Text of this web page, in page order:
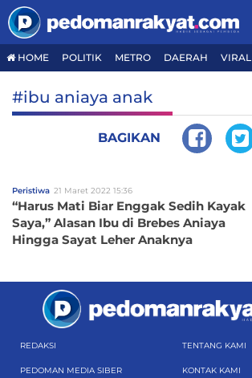
HOME POLITIK METRO DAERAH VIRAL
#ibu aniaya anak
BAGIKAN
Peristiwa 21 Maret 2022 15:36
“Harus Mati Biar Enggak Sedih Kayak
Saya,” Alasan Ibu di Brebes Aniaya
Hingga Sayat Leher Anaknya
REDAKSI TENTANG KAMI
PEDOMAN MEDIA SIBER KONTAK KAMI